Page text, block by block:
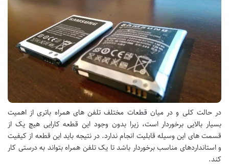
در حالت کلی و در میان قطعات مختلف تلفن های همراه باتری از اهمیت
بسیار بالایی برخوردار است، زیرا بدون وجود این قطعه کارایی هیچ یک از
قسمت های این وسیله قابلیت انجام ندارد. در نتیجه باید این قطعه از کیفیت
و استانداردهای مناسب برخوردار باشد تا یک تلفن همراه بتواند به درستی کار
کند.